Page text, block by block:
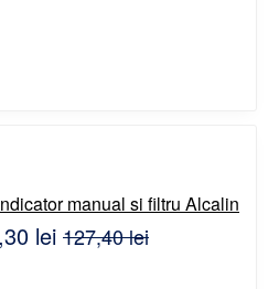
manual si filtru Alcalin
lei 127,40 lei